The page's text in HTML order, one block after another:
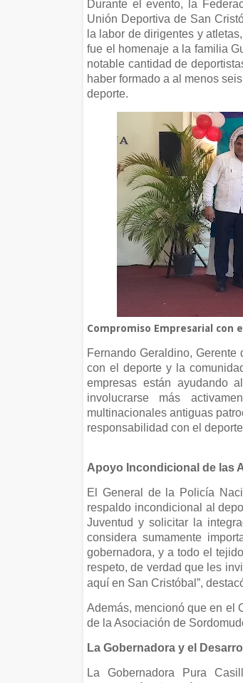
Durante el evento, la
Unión Deportiva de San
la labor de dirigentes y
fue el homenaje a la familia
notable cantidad de
haber formado a al menos
deporte.
Compromiso Empresarial con
Fernando Geraldino,
con el deporte y la
empresas están ayudando
involucrarse más
multinacionales antiguas
responsabilidad con el
Apoyo Incondicional de las
El General de la Policía
respaldo incondicional al
Juventud y solicitar la
considera sumamente
gobernadora, y a todo el
respeto, de verdad que les
aquí en San Cristóbal”,
Además, mencionó que en el
de la Asociación de
La Gobernadora y el
La Gobernadora Pura